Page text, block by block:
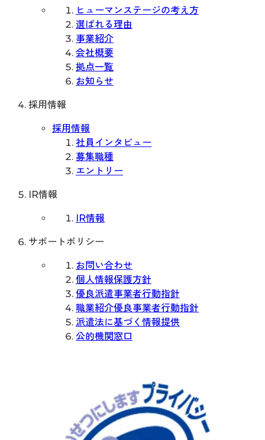
ヒューマンステージの考え方
選ばれる理由
事業紹介
会社概要
拠点一覧
お知らせ
採用情報
採用情報
社員インタビュー
募集職種
エントリー
IR情報
IR情報
サポートポリシー
お問い合わせ
個人情報保護方針
優良派遣事業者行動指針
職業紹介優良事業者行動指針
派遣法に基づく情報提供
公的機関窓口